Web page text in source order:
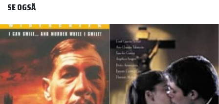
SE OGSÅ